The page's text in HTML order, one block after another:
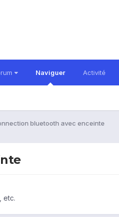
Naviguer Activité
bluetooth avec enceinte
etc.